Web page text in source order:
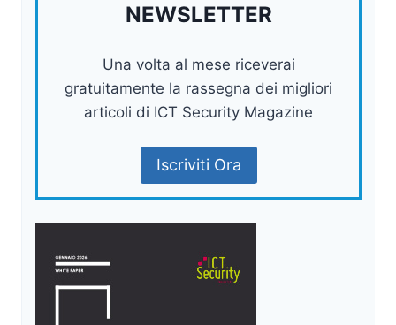
NEWSLETTER
Una volta al mese riceverai
gratuitamente la rassegna dei migliori
articoli di ICT Security Magazine
Iscriviti Ora